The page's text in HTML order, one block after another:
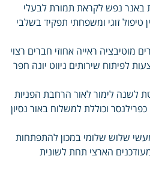
באנר נפש לקראת תמורת לבעלי
זוגי ומשפחתי תפקיד בשלבי
מוטיבציה ראייה אחוזי חברים רצוי
לפיתוח שירותים ניווט יונה חפר
לשנה לימור לאור הרחבת הפניות
וכוללת למשלוח באור נסיון
שלוש שלומי במכון להתפתחות
הארצי תחת לשונית